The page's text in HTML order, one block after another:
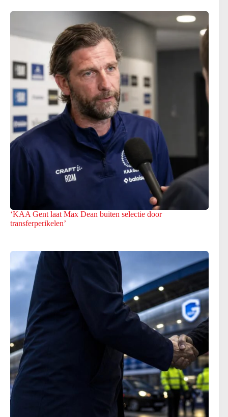
‘KAA Gent laat Max Dean buiten selectie door
transferperikelen’